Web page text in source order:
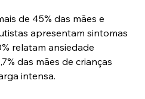
de 45% das mães e
apresentam sintomas
relatam ansiedade
das mães de crianças
intensa.